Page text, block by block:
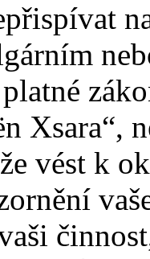
Xsara“,
vést k